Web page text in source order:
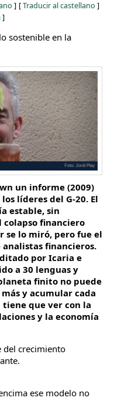
] [Traducir al castellano ]
]
sostenible en la
un informe (2009)
líderes del G-20. El
estable, sin
financiero
se lo miró, pero fue el
financieros.
por Icaria e
a 30 lenguas y
finito no puede
y acumular cada
tiene que ver con la
y la economía
del crecimiento
ese modelo no